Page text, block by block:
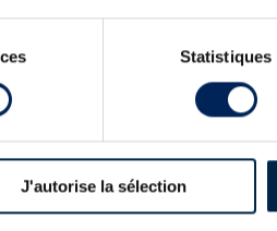
Statistiques
J'autorise la sélection
régulièr ; il est élevé
plus petit, le quarter
une version brut de
nom « Straight from
Whisky
Région :